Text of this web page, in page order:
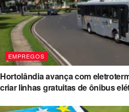
EMPREGOS
Hortolândia avança com
criar linhas gratuitas de ônibus